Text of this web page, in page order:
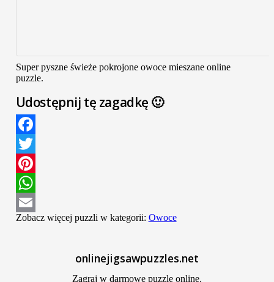
Super pyszne świeże pokrojone owoce mieszane online
puzzle.
Udostępnij tę zagadkę 🙂
Facebook
Twitter
Pinterest
WhatsApp
Email
Zobacz więcej puzzli w kategorii: Owoce
onlinejigsawpuzzles.net
Zagraj w darmowe puzzle online.